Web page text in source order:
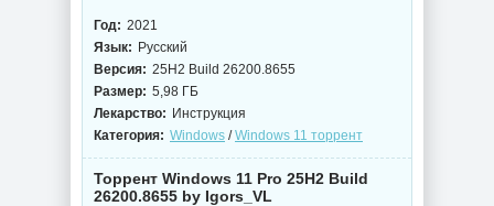
Год: 2021
Язык: Русский
Версия: 25H2 Build 26200.8655
Размер: 5,98 ГБ
Лекарство: Инструкция
Категория: Windows /Windows 11 торрент
Торрент Windows 11 Pro 25H2 Build
26200.8655 by Igors_VL